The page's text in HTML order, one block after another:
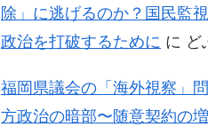
除」に逃げるのか？国民監
政治を打破するために に ど
福岡県議会の「海外視察」
方政治の暗部〜随意契約の